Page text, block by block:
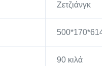
Ζετζιάνγκ
90 κιλά